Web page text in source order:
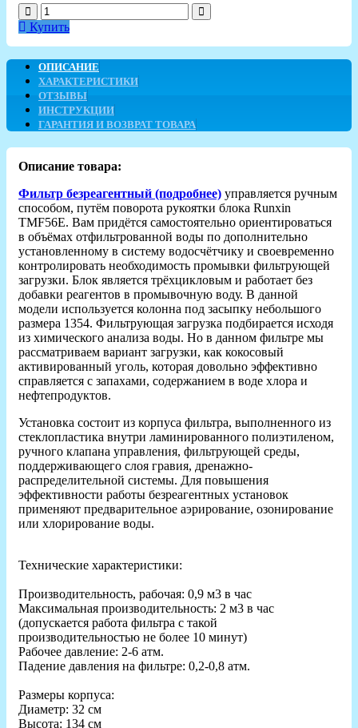
Купить
ОПИСАНИЕ
ХАРАКТЕРИСТИКИ
ОТЗЫВЫ
ИНСТРУКЦИИ
ГАРАНТИЯ И ВОЗВРАТ ТОВАРА
Описание товара:
Фильтр безреагентный (подробнее) управляется ручным
способом, путём поворота рукоятки блока Runxin
TMF56E. Вам придётся самостоятельно ориентироваться
в объёмах отфильтрованной воды по дополнительно
установленному в систему водосчётчику и своевременно
контролировать необходимость промывки фильтрующей
загрузки. Блок является трёхцикловым и работает без
добавки реагентов в промывочную воду. В данной
модели используется колонна под засыпку небольшого
размера 1354. Фильтрующая загрузка подбирается исходя
из химического анализа воды. Но в данном фильтре мы
рассматриваем вариант загрузки, как кокосовый
активированный уголь, которая довольно эффективно
справляется с запахами, содержанием в воде хлора и
нефтепродуктов.
Установка состоит из корпуса фильтра, выполненного из
стеклопластика внутри ламинированного полиэтиленом,
ручного клапана управления, фильтрующей среды,
поддерживающего слоя гравия, дренажно-
распределительной системы. Для повышения
эффективности работы безреагентных установок
применяют предварительное аэрирование, озонирование
или хлорирование воды.
Технические характеристики:
Производительность, рабочая: 0,9 м3 в час
Максимальная производительность: 2 м3 в час
(допускается работа фильтра с такой
производительностью не более 10 минут)
Рабочее давление: 2-6 атм.
Падение давления на фильтре: 0,2-0,8 атм.
Размеры корпуса:
Диаметр: 32 см
Высота: 134 см